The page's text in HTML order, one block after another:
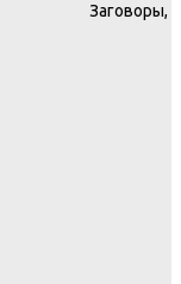
Заговоры,